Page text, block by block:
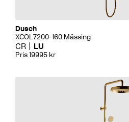
Dusch
XCOL7200-160 Mässing
CR LU
Pris 19995 kr